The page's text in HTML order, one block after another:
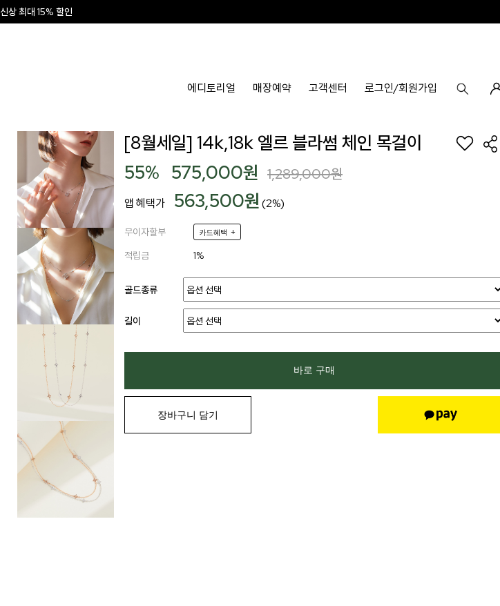
신상 최대 15% 할인
에디토리얼 매장예약 고객센터 로그인/회원가입
[8월세일] 14k,18k 엘르 블라썸 체인 목걸이
55% 575,000원 1,289,000원
앱 혜택가 563,500원(2%)
무이자할부 카드혜택 +
적립금 1%
골드종류
길이
바로 구매
장바구니 담기